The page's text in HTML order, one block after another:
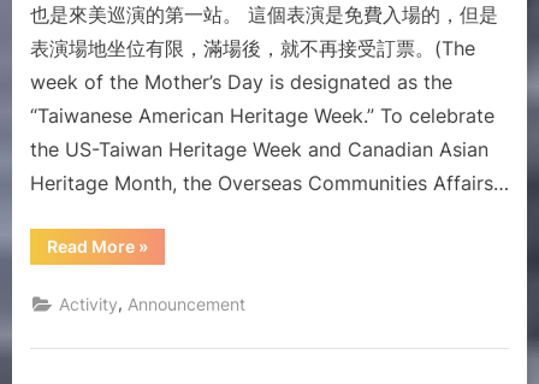
也是來美巡演的第一站。 這個表演是免費入場的，但是
表演場地坐位有限，滿場後，就不再接受訂票。(The
week of the Mother’s Day is designated as the
“Taiwanese American Heritage Week.” To celebrate
the US-Taiwan Heritage Week and Canadian Asian
Heritage Month, the Overseas Communities Affairs…
Read More »
Activity, Announcement